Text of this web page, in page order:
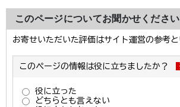
このページについてお聞かせください